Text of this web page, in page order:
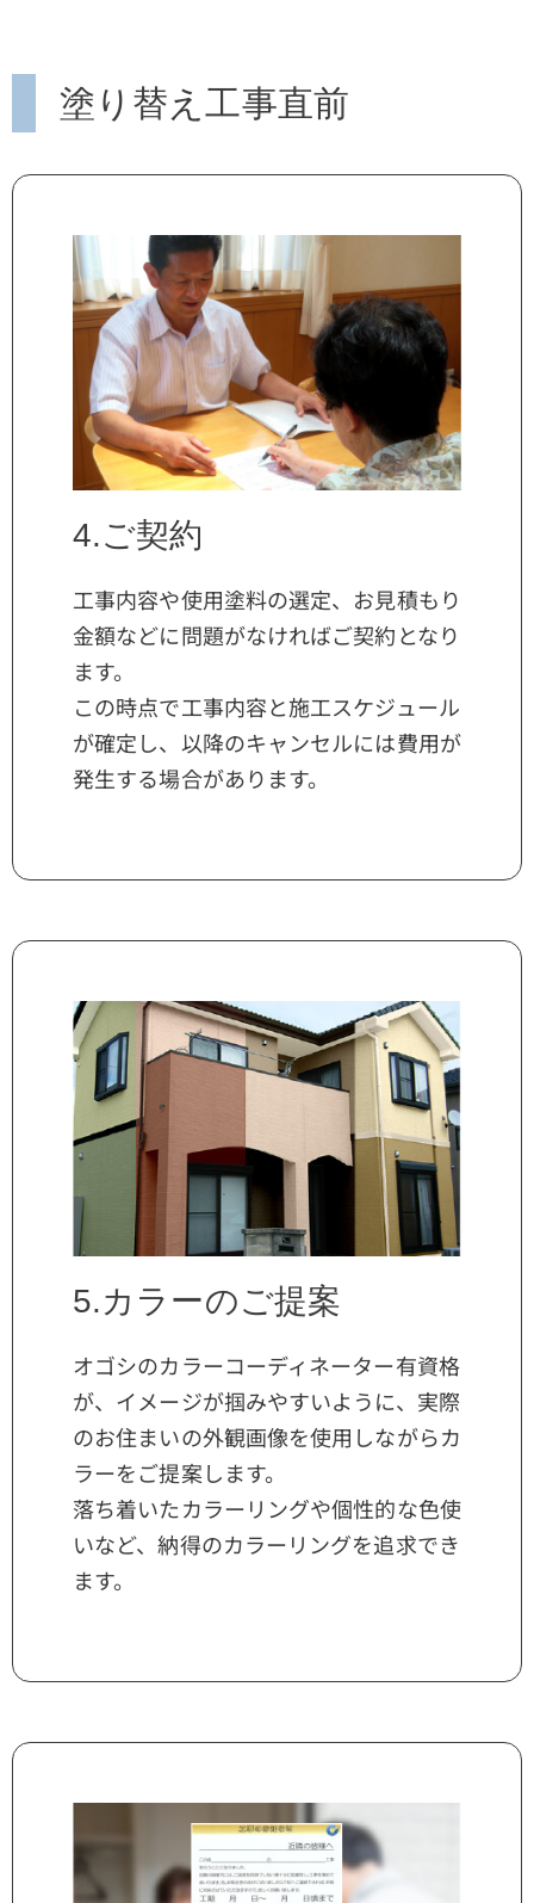
塗り替え工事直前
4.ご契約
工事内容や使用塗料の選定、お見積もり
金額などに問題がなければご契約となり
ます。
この時点で工事内容と施工スケジュール
が確定し、以降のキャンセルには費用が
発生する場合があります。
5.カラーのご提案
オゴシのカラーコーディネーター有資格
が、イメージが掴みやすいように、実際
のお住まいの外観画像を使用しながらカ
ラーをご提案します。
落ち着いたカラーリングや個性的な色使
いなど、納得のカラーリングを追求でき
ます。